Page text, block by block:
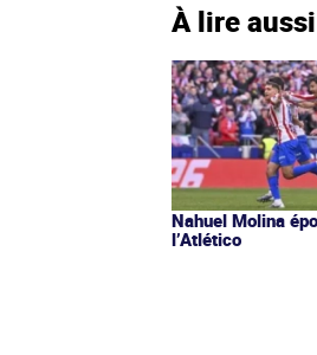
À lire aussi
Nahuel Molina
l’Atlético